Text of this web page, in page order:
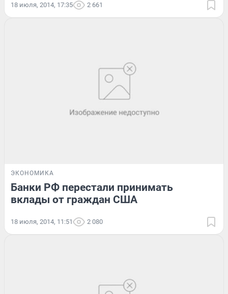
18 июля, 2014, 17:35 2 661
ЭКОНОМИКА
Банки РФ перестали принимать
вклады от граждан США
18 июля, 2014, 11:51 2 080